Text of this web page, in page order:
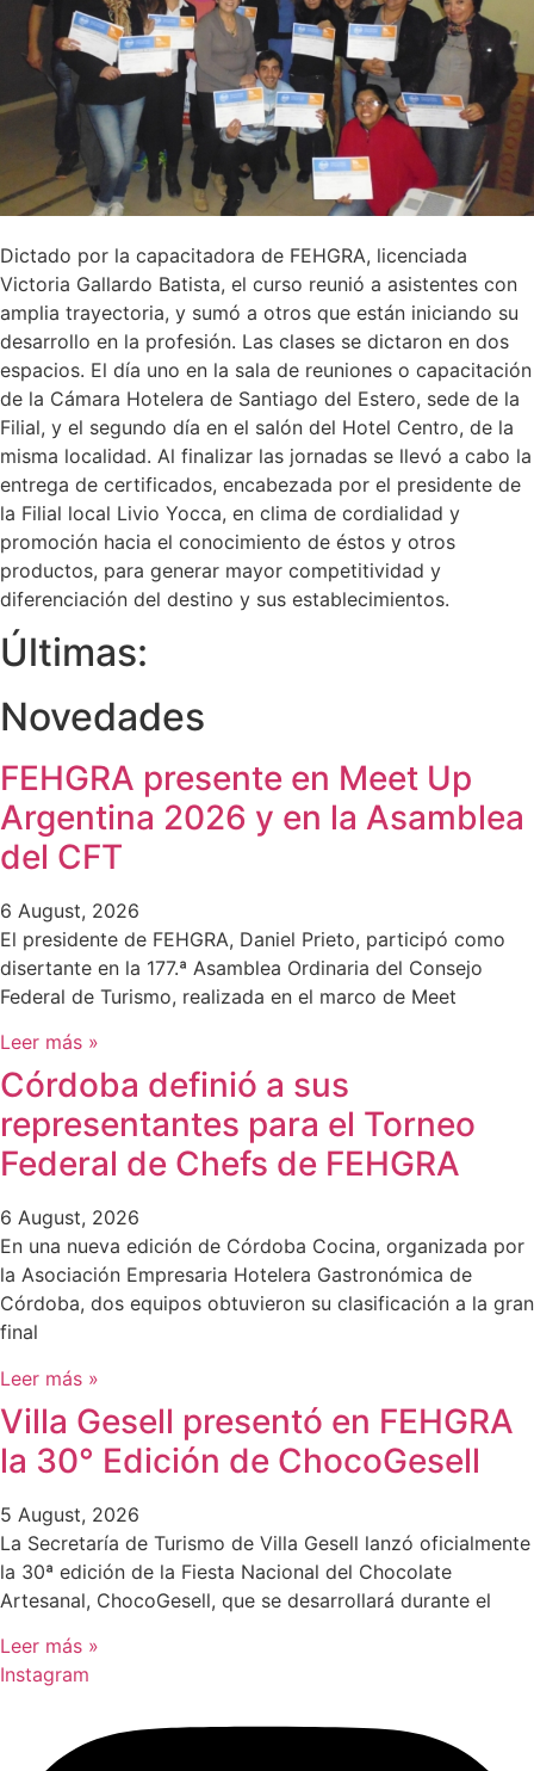
Dictado por la capacitadora de FEHGRA, licenciada
Victoria Gallardo Batista, el curso reunió a asistentes con
amplia trayectoria, y sumó a otros que están iniciando su
desarrollo en la profesión. Las clases se dictaron en dos
espacios. El día uno en la sala de reuniones o capacitación
de la Cámara Hotelera de Santiago del Estero, sede de la
Filial, y el segundo día en el salón del Hotel Centro, de la
misma localidad. Al finalizar las jornadas se llevó a cabo la
entrega de certificados, encabezada por el presidente de
la Filial local Livio Yocca, en clima de cordialidad y
promoción hacia el conocimiento de éstos y otros
productos, para generar mayor competitividad y
diferenciación del destino y sus establecimientos.
Últimas:
Novedades
FEHGRA presente en Meet Up
Argentina 2026 y en la Asamblea
del CFT
6 August, 2026
El presidente de FEHGRA, Daniel Prieto, participó como
disertante en la 177.ª Asamblea Ordinaria del Consejo
Federal de Turismo, realizada en el marco de Meet
Leer más »
Córdoba definió a sus
representantes para el Torneo
Federal de Chefs de FEHGRA
6 August, 2026
En una nueva edición de Córdoba Cocina, organizada por
la Asociación Empresaria Hotelera Gastronómica de
Córdoba, dos equipos obtuvieron su clasificación a la gran
final
Leer más »
Villa Gesell presentó en FEHGRA
la 30° Edición de ChocoGesell
5 August, 2026
La Secretaría de Turismo de Villa Gesell lanzó oficialmente
la 30ª edición de la Fiesta Nacional del Chocolate
Artesanal, ChocoGesell, que se desarrollará durante el
Leer más »
Instagram